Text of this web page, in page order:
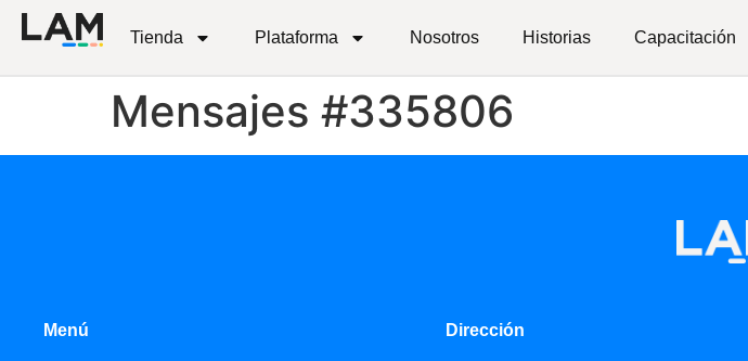
Tienda Plataforma Nosotros Historias Capacitación
Mensajes #335806
Menú Dirección